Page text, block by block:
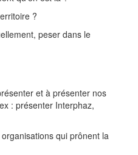
?
peser dans le
et à présenter nos
: présenter Interphaz,
qui prônent la